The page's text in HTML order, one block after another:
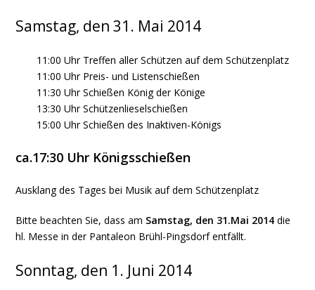
Samstag, den 31. Mai 2014
11:00 Uhr Treffen aller Schützen auf dem Schützenplatz
11:00 Uhr Preis- und Listenschießen
11:30 Uhr Schießen König der Könige
13:30 Uhr Schützenlieselschießen
15:00 Uhr Schießen des Inaktiven-Königs
ca.17:30 Uhr Königsschießen
Ausklang des Tages bei Musik auf dem Schützenplatz
Bitte beachten Sie, dass am Samstag, den 31.Mai 2014 die
hl. Messe in der Pantaleon Brühl-Pingsdorf entfällt.
Sonntag, den 1. Juni 2014